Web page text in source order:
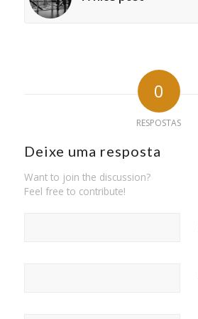
0
RESPOSTAS
Deixe uma resposta
Want to join the discussion?
Feel free to contribute!